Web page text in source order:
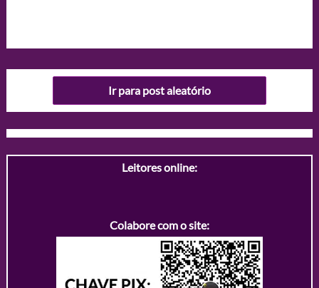
Ir para post aleatório
Leitores online:
Colabore com o site: